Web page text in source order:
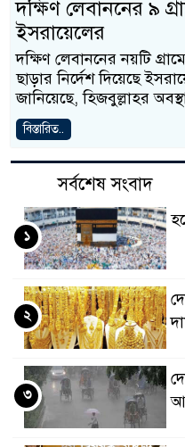
দক্ষিণ লেবাননের ৯
ইসরায়েলের
দক্ষিণ লেবাননের নয়টি
ছাড়ার নির্দেশ দিয়েছে
জানিয়েছে, হিজবুল্লাহর
বিস্তারিত..
সর্বশেষ সংবাদ
১
২
৩